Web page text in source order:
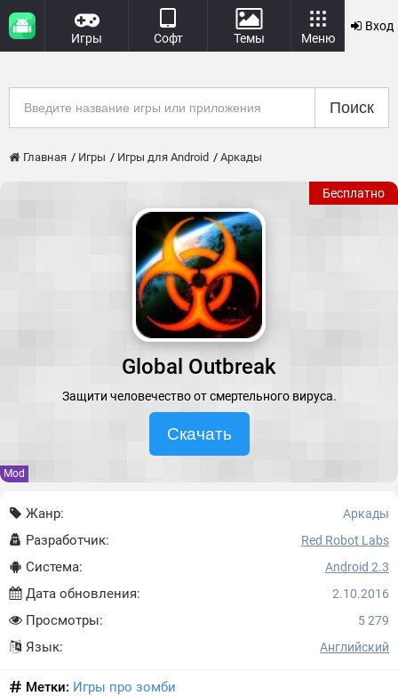
Игры Софт Темы Меню
Вход
Поиск
Главная Игры Игры для Android Аркады
Бесплатно
Global Outbreak
Защити человечество от смертельного вируса.
Скачать
Mod
Жанр: Аркады
Разработчик: Red Robot Labs
Система: Android 2.3
Дата обновления: 2.10.2016
Просмотры: 5 279
Язык: Английский
Метки: Игры про зомби